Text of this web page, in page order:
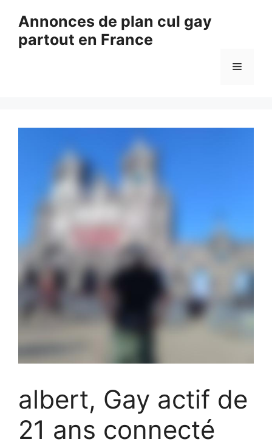
contenu
Annonces de plan cul gay
partout en France
Menu
albert, Gay actif de
21 ans connecté